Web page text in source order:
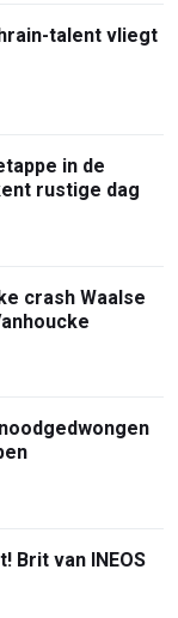
talent vliegt
in de
rustige dag
crash Waalse
Brit van INEOS